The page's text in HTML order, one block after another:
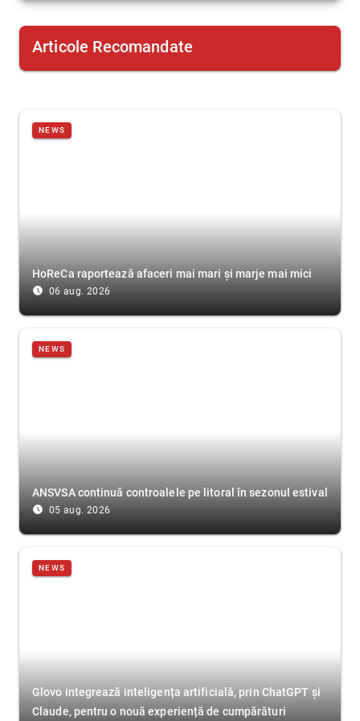
Articole Recomandate
NEWS
HoReCa raportează afaceri mai mari și marje mai mici
access_time_filled 06 aug. 2026
NEWS
ANSVSA continuă controalele pe litoral în sezonul estival
access_time_filled 05 aug. 2026
NEWS
Glovo integrează inteligența artificială, prin ChatGPT și
Claude, pentru o nouă experiență de cumpărături